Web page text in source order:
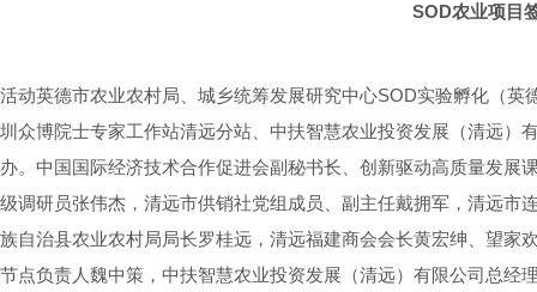
SOD农业项目
活动英德市农业农村局、城乡统筹发展研究中心SOD实验孵化（
圳众博院士专家工作站清远分站、中扶智慧农业投资发展（清远）
办。中国国际经济技术合作促进会副秘书长、创新驱动高质量发展
级调研员张伟杰，清远市供销社党组成员、副主任戴拥军，清远市
族自治县农业农村局局长罗桂远，清远福建商会会长黄宏绅、望家
节点负责人魏中策，中扶智慧农业投资发展（清远）有限公司总经